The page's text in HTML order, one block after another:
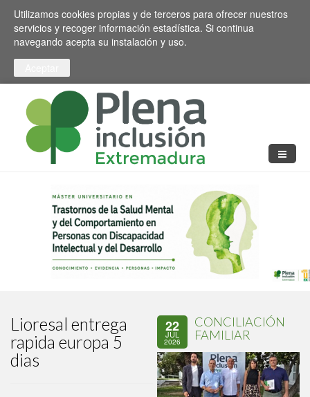
Pasar al contenido principal
Toggle high contrast
Utilizamos cookies propias y de terceros para ofrecer nuestros
servicios y recoger información estadística. Si continua
navegando acepta su instalación y uso.
Lioresal entrega
rapida europa 5
dias
22
JUL
2026
CONCILIACIÓN
FAMILIAR